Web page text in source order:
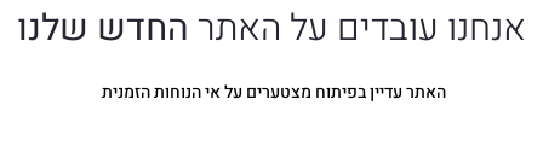
אנחנו עובדים על האתר החדש שלנו
האתר עדיין בפיתוח מצטערים על אי הנוחות הזמנית